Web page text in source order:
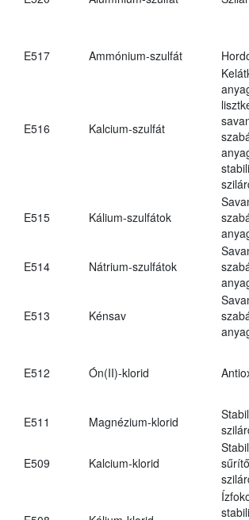
E517
Ammónium-szulfát
E516 Kalcium-szulfát
E515 Kálium-szulfátok
E514 Nátrium-szulfátok
E513 Kénsav
E512 Ón(II)-klorid
E511
Magnézium-klorid
E509 Kalcium-klorid